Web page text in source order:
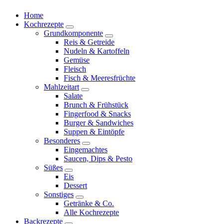
Home
Kochrezepte
expand
child
menu
Grundkomponente
expand
child
menu
Reis & Getreide
Nudeln & Kartoffeln
Gemüse
Fleisch
Fisch & Meeresfrüchte
Mahlzeitart
expand
child
menu
Salate
Brunch & Frühstück
Fingerfood & Snacks
Burger & Sandwiches
Suppen & Eintöpfe
Besonderes
expand
child
menu
Eingemachtes
Saucen, Dips & Pesto
Süßes
expand
child
menu
Eis
Dessert
Sonstiges
expand
child
menu
Getränke & Co.
Alle Kochrezepte
Backrezepte